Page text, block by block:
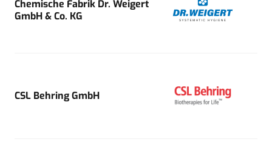
Chemische Fabrik Dr. Weigert
GmbH & Co. KG
CSL Behring GmbH